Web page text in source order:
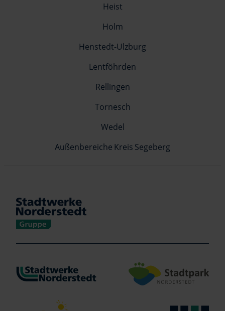
Heist
Holm
Henstedt-Ulzburg
Lentföhrden
Rellingen
Tornesch
Wedel
Außenbereiche Kreis Segeberg